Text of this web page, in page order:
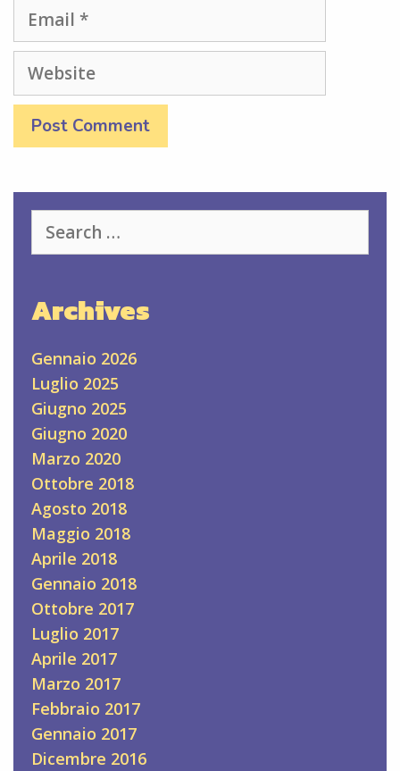
Email
Website
for:
Archives
Gennaio 2026
Luglio 2025
Giugno 2025
Giugno 2020
Marzo 2020
Ottobre 2018
Agosto 2018
Maggio 2018
Aprile 2018
Gennaio 2018
Ottobre 2017
Luglio 2017
Aprile 2017
Marzo 2017
Febbraio 2017
Gennaio 2017
Dicembre 2016